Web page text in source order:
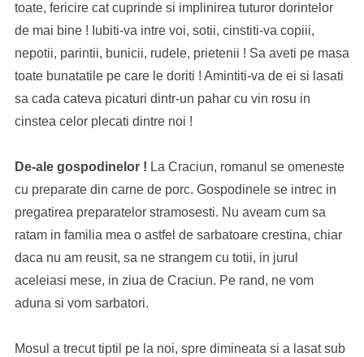
toate, fericire cat cuprinde si implinirea tuturor dorintelor
de mai bine ! Iubiti-va intre voi, sotii, cinstiti-va copiii,
nepotii, parintii, bunicii, rudele, prietenii ! Sa aveti pe masa
toate bunatatile pe care le doriti ! Amintiti-va de ei si lasati
sa cada cateva picaturi dintr-un pahar cu vin rosu in
cinstea celor plecati dintre noi !
De-ale gospodinelor ! La Craciun, romanul se omeneste
cu preparate din carne de porc. Gospodinele se intrec in
pregatirea preparatelor stramosesti. Nu aveam cum sa
ratam in familia mea o astfel de sarbatoare crestina, chiar
daca nu am reusit, sa ne strangem cu totii, in jurul
aceleiasi mese, in ziua de Craciun. Pe rand, ne vom
aduna si vom sarbatori.
Mosul a trecut tiptil pe la noi, spre dimineata si a lasat sub